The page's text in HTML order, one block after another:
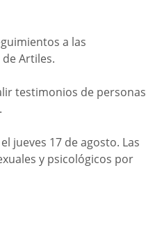
a las
Artiles.
testimonios de personas
jueves 17 de agosto. Las
y psicológicos por